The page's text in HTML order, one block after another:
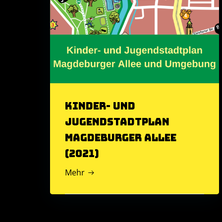
Kinder- und
Jugendstadtplan
Magdeburger Allee
(2021)
Mehr